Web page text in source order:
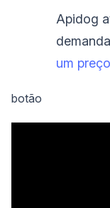
Apidog
um
botão